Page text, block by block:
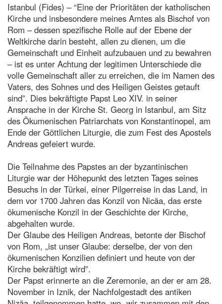
Istanbul (Fides) – “Eine der Prioritäten der katholischen
Kirche und insbesondere meines Amtes als Bischof von
Rom – dessen spezifische Rolle auf der Ebene der
Weltkirche darin besteht, allen zu dienen, um die
Gemeinschaft und Einheit aufzubauen und zu bewahren
– ist es unter Achtung der legitimen Unterschiede die
volle Gemeinschaft aller zu erreichen, die im Namen des
Vaters, des Sohnes und des Heiligen Geistes getauft
sind”. Dies bekräftigte Papst Leo XIV. in seiner
Ansprache in der Kirche St. Georg in Istanbul, am Sitz
des Ökumenischen Patriarchats von Konstantinopel, am
Ende der Göttlichen Liturgie, die zum Fest des Apostels
Andreas gefeiert wurde.
Die Teilnahme des Papstes an der byzantinischen
Liturgie war der Höhepunkt des letzten Tages seines
Besuchs in der Türkei, einer Pilgerreise in das Land, in
dem vor 1700 Jahren das Konzil von Nicäa, das erste
ökumenische Konzil in der Geschichte der Kirche,
abgehalten wurde.
Der Glaube des Heiligen Andreas, betonte der Bischof
von Rom, „ist unser Glaube: derselbe, der von den
ökumenischen Konzilien definiert und heute von der
Kirche bekräftigt wird”.
Der Papst erinnerte an die Zeremonie, an der er am 28.
November in Iznik, der Nachfolgestadt des antiken